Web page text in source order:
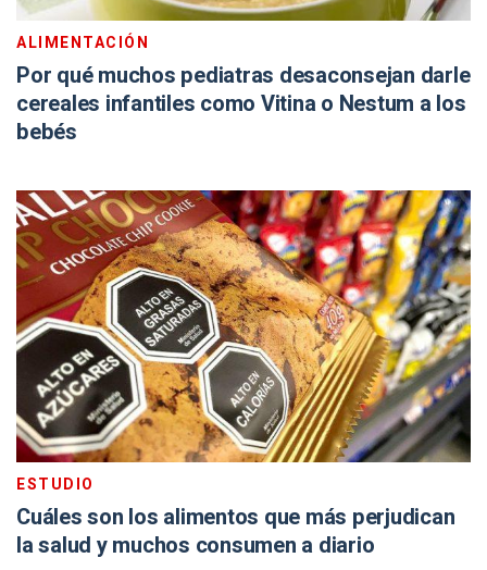
ALIMENTACIÓN
Por qué muchos pediatras desaconsejan darle
cereales infantiles como Vitina o Nestum a los
bebés
ESTUDIO
Cuáles son los alimentos que más perjudican
la salud y muchos consumen a diario